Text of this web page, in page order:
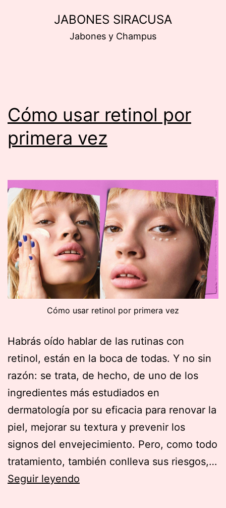
JABONES SIRACUSA
Jabones y Champus
Cómo usar retinol por
primera vez
Cómo usar retinol por primera vez
Habrás oído hablar de las rutinas con
retinol, están en la boca de todas. Y no sin
razón: se trata, de hecho, de uno de los
ingredientes más estudiados en
dermatología por su eficacia para renovar la
piel, mejorar su textura y prevenir los
signos del envejecimiento. Pero, como todo
tratamiento, también conlleva sus riesgos,…
Seguir leyendo